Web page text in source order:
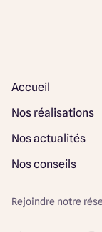
Accueil
Nos réalisations
Nos actualités
Nos conseils
Rejoindre notre